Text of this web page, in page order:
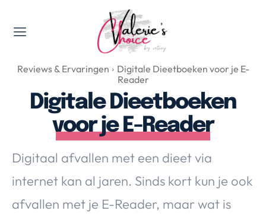
Valerie's Topics
Travel & Culture
Food & Drinks
Happyness & Opmerkelijk
Lifestyle, Sport & Duurzaamheid
Health & Beauty
Huis & Tuin
Reviews & Ervaringen
Digitale Dieetboeken voor je E-
Reader
Digitale Dieetboeken
voor je E-Reader
Digitaal afvallen met een dieet via
internet kan al jaren. Sinds kort kun je ook
afvallen met je E-Reader, maar wat is